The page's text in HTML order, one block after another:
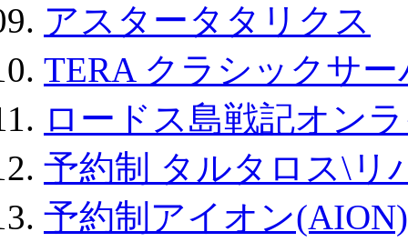
アスタータタリクス
TERA クラシックサ
ロードス島戦記オン
予約制 タルタロス\リ
予約制アイオン